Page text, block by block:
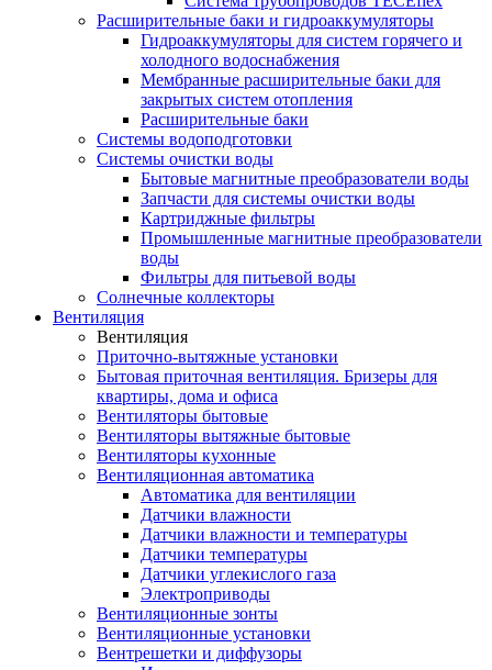
Расширительные баки и гидроаккумуляторы
Гидроаккумуляторы для систем горячего и
холодного водоснабжения
Мембранные расширительные баки для
закрытых систем отопления
Расширительные баки
Системы водоподготовки
Системы очистки воды
Бытовые магнитные преобразователи воды
Запчасти для системы очистки воды
Картриджные фильтры
Промышленные магнитные преобразователи
воды
Фильтры для питьевой воды
Солнечные коллекторы
Вентиляция
Вентиляция
Приточно-вытяжные установки
Бытовая приточная вентиляция. Бризеры для
квартиры, дома и офиса
Вентиляторы бытовые
Вентиляторы вытяжные бытовые
Вентиляторы кухонные
Вентиляционная автоматика
Автоматика для вентиляции
Датчики влажности
Датчики влажности и температуры
Датчики температуры
Датчики углекислого газа
Электроприводы
Вентиляционные зонты
Вентиляционные установки
Вентрешетки и диффузоры